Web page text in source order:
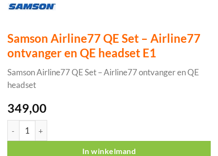
Samson Airline77 QE Set – Airline77
ontvanger en QE headset E1
Samson Airline77 QE Set – Airline77 ontvanger en QE
headset
349,00
Samson Airline77 QE Set - Airline77 ontvanger en QE headset
In winkelmand